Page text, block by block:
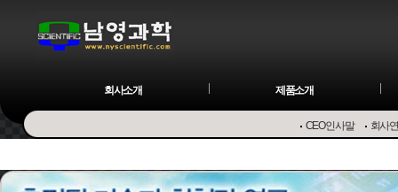
회사소개 제품소개
CEO인사말 회사